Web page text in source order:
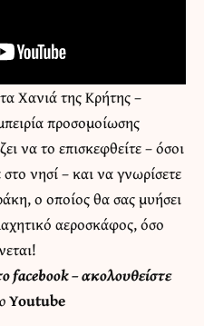
Χανιά της Κρήτης –
προσομοίωσης
να το επισκεφθείτε – όσοι
στο νησί – και να γνωρίσετε
ο οποίος θα σας μυήσει
αεροσκάφος, όσο
facebook– ακολουθείστε
Youtube